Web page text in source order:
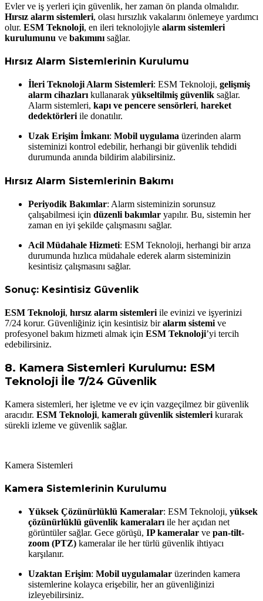
Evler ve iş yerleri için güvenlik, her zaman ön planda olmalıdır.
Hırsız alarm sistemleri, olası hırsızlık vakalarını önlemeye yardımcı
olur. ESM Teknoloji, en ileri teknolojiyle alarm sistemleri
kurulumunu ve bakımını sağlar.
Hırsız Alarm Sistemlerinin Kurulumu
İleri Teknoloji Alarm Sistemleri: ESM Teknoloji, gelişmiş
alarm cihazları kullanarak yükseltilmiş güvenlik sağlar.
Alarm sistemleri, kapı ve pencere sensörleri, hareket
dedektörleri ile donatılır.
Uzak Erişim İmkanı: Mobil uygulama üzerinden alarm
sisteminizi kontrol edebilir, herhangi bir güvenlik tehdidi
durumunda anında bildirim alabilirsiniz.
Hırsız Alarm Sistemlerinin Bakımı
Periyodik Bakımlar: Alarm sisteminizin sorunsuz
çalışabilmesi için düzenli bakımlar yapılır. Bu, sistemin her
zaman en iyi şekilde çalışmasını sağlar.
Acil Müdahale Hizmeti: ESM Teknoloji, herhangi bir arıza
durumunda hızlıca müdahale ederek alarm sisteminizin
kesintisiz çalışmasını sağlar.
Sonuç: Kesintisiz Güvenlik
ESM Teknoloji, hırsız alarm sistemleriile evinizi ve işyerinizi
7/24 korur. Güvenliğiniz için kesintisiz biralarm sistemive
profesyonel bakım hizmeti almak için ESM Teknoloji’yi tercih
edebilirsiniz.
8. Kamera Sistemleri Kurulumu: ESM
Teknoloji İle 7/24 Güvenlik
Kamera sistemleri, her işletme ve ev için vazgeçilmez bir güvenlik
aracıdır. ESM Teknoloji, kameralı güvenlik sistemleri kurarak
sürekli izleme ve güvenlik sağlar.
Kamera Sistemleri
Kamera Sistemlerinin Kurulumu
Yüksek Çözünürlüklü Kameralar: ESM Teknoloji, yüksek
çözünürlüklü güvenlik kameraları ile her açıdan net
görüntüler sağlar. Gece görüşü, IP kameralar ve pan-tilt-
zoom (PTZ) kameralar ile her türlü güvenlik ihtiyacı
karşılanır.
Uzaktan Erişim: Mobil uygulamalar üzerinden kamera
sistemlerine kolayca erişebilir, her an güvenliğinizi
izleyebilirsiniz.